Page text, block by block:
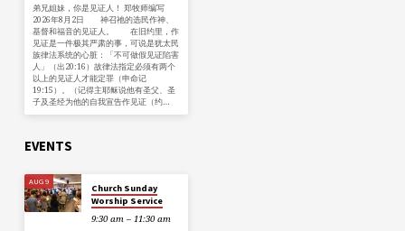
弟兄姐妹，你是见证人！ 郑牧师编写
2026年8月2日 神召祂的选民作神、
基督和福音的见证人。 在旧约里，作
见证是一件极其严肃的事，可说是犹太民
族律法系统的心脏：「不可做假见证陷害
人」（出20:16）故律法指定必须有两个
以上的见证人才能定罪（申命记
19:15）。（记得主耶稣说他有圣父、圣
子及圣经为他的自我宣告作见证（约…
EVENTS
AUG 9
Church Sunday
Worship Service
9:30 am – 11:30 am